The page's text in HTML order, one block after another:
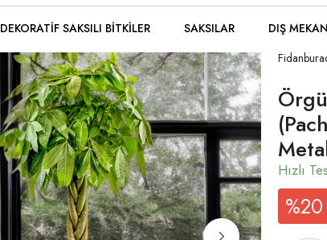
DEKORATIF SAKSILI BITKILER SAKSILAR DIŞ
%20